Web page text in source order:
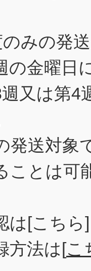
みの発
の金曜日
又は第4
発送対象
ことは可
は[こちら
方法は[こ